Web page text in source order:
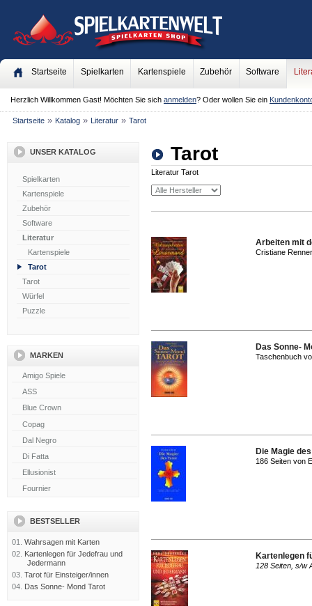
Startseite Spielkarten Kartenspiele Zubehör Software
Herzlich Willkommen Gast! Möchten Sie sich anmelden? Oder wollen Sie ein
Startseite » Katalog » Literatur » Tarot
UNSER KATALOG
Spielkarten
Kartenspiele
Zubehör
Software
Literatur
Kartenspiele
Tarot
Tarot
Würfel
Puzzle
MARKEN
BESTSELLER
01. Wahrsagen mit Karten
02. Kartenlegen für Jedefrau und
Jedermann
03. Tarot für Einsteiger/innen
04. Das Sonne- Mond Tarot
Tarot
Literatur Tarot
Arbeiten mit
Cristiane
Das Sonne-
Taschenbuch
Die Magie
186 Seiten von
Kartenlegen
128 Seiten, s/w